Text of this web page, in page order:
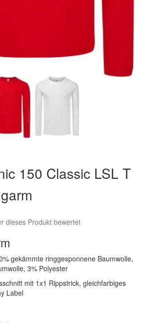
150 Classic LSL T
dieses Produkt bewertet
gekämmte ringgesponnene Baumwolle,
3% Polyester
mit 1x1 Rippstrick, gleichfarbiges
Label